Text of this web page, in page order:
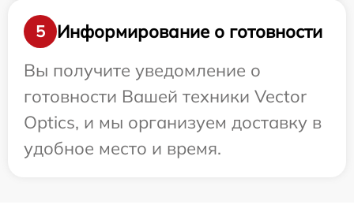
5
Информирование о готовности
Вы получите уведомление о
готовности Вашей техники Vector
Optics, и мы организуем доставку в
удобное место и время.